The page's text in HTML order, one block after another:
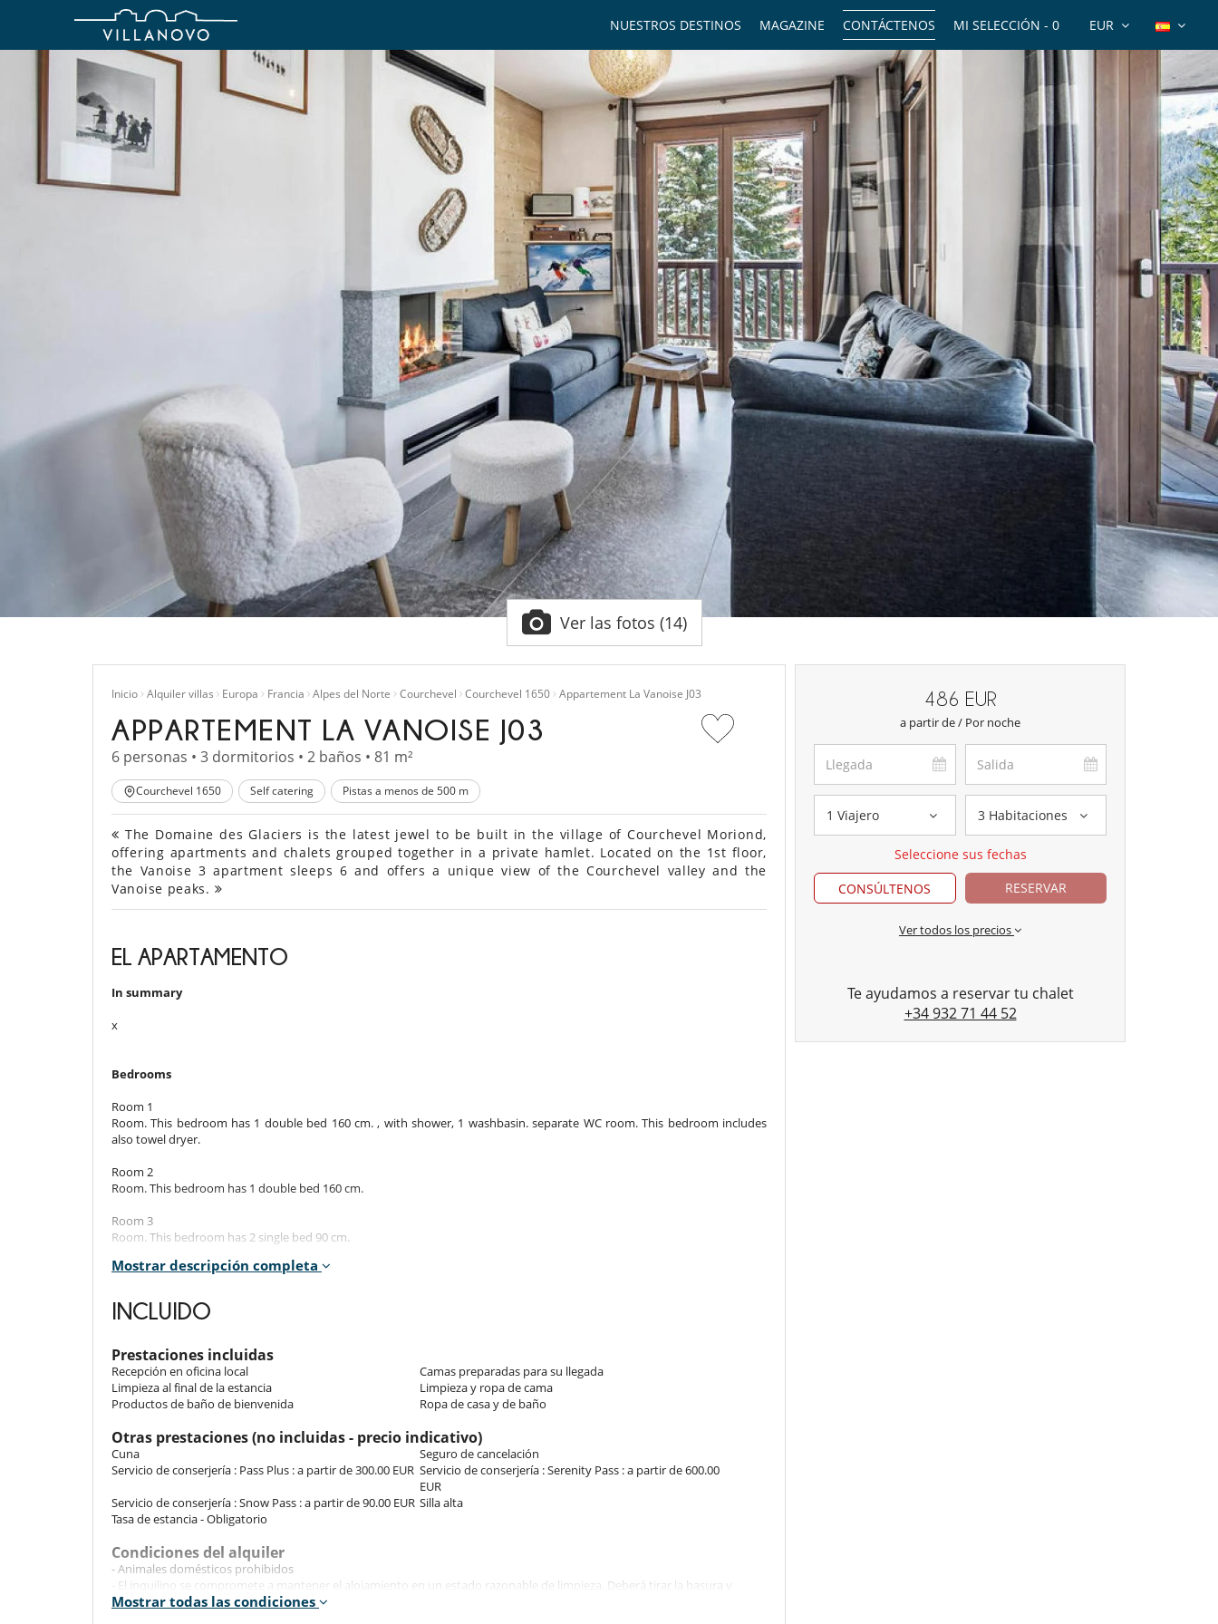
EUR
MI SELECCIÓN - 0
CONTÁCTENOS
MAGAZINE
NUESTROS DESTINOS
Ver las fotos (14)
Inicio Alquiler villas Europa Francia Alpes del Norte Courchevel Courchevel 1650 Appartement La Vanoise J03
APPARTEMENT LA VANOISE J03
6 personas • 3 dormitorios • 2 baños • 81 m²
Courchevel 1650 Self catering Pistas a menos de 500 m
The Domaine des Glaciers is the latest jewel to be built in the village of Courchevel Moriond,
offering apartments and chalets grouped together in a private hamlet. Located on the 1st floor,
the Vanoise 3 apartment sleeps 6 and offers a unique view of the Courchevel valley and the
Vanoise peaks.
EL APARTAMENTO
In summary
x
Bedrooms
Room 1
Room. This bedroom has 1 double bed 160 cm. , with shower, 1 washbasin. separate WC room. This bedroom includes
also towel dryer.
Room 2
Room. This bedroom has 1 double bed 160 cm.
Room 3
Room. This bedroom has 2 single bed 90 cm.
x
Outdoors
x
Staff & Services
x
Mostrar descripción completa
INCLUIDO
Prestaciones incluidas
Recepción en oficina local
Camas preparadas para su llegada
Limpieza al final de la estancia
Limpieza y ropa de cama
Productos de baño de bienvenida
Ropa de casa y de baño
Otras prestaciones (no incluidas - precio indicativo)
Cuna
Seguro de cancelación
Servicio de conserjería : Pass Plus : a partir de 300.00 EUR Servicio de conserjería : Serenity Pass : a partir de 600.00
EUR
Servicio de conserjería : Snow Pass : a partir de 90.00 EUR Silla alta
Tasa de estancia - Obligatorio
Condiciones del alquiler
- Animales domésticos prohibidos
- El inquilino se compromete a mantener el alojamiento en un estado razonable de limpieza. Deberá tirar la basura y
limpiar la vajilla antes de marcharse. Si el alojamiento se devuelve en un estado que requiera una limpieza anormalmente
Mostrar todas las condiciones
486 EUR
a partir de / Por noche
1 Viajero 3 Habitaciones
Seleccione sus fechas
CONSÚLTENOS
RESERVAR
Ver todos los precios
Te ayudamos a reservar tu chalet
+34 932 71 44 52